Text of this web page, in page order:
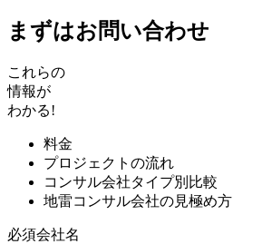
まずはお問い合わせ
これらの
情報が
わかる!
料金
プロジェクトの流れ
コンサル会社タイプ別比較
地雷コンサル会社の見極め方
必須会社名